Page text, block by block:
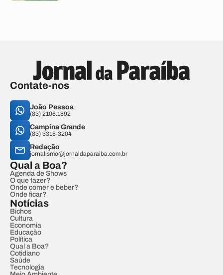
Contate-nos
João Pessoa
(83) 2106.1892
Campina Grande
(83) 3315-3204
Redação
jornalismo@jornaldaparaiba.com.br
Qual a Boa?
Agenda de Shows
O que fazer?
Onde comer e beber?
Onde ficar?
Notícias
Bichos
Cultura
Economia
Educação
Política
Qual a Boa?
Cotidiano
Saúde
Tecnologia